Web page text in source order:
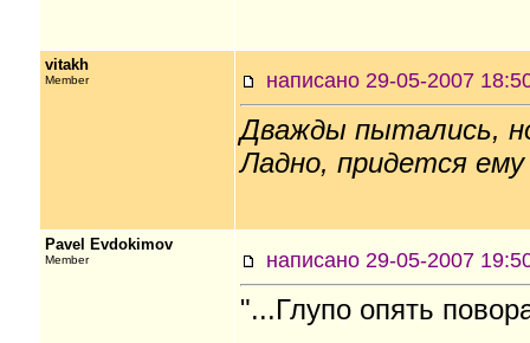
vitakh
Member написано 29-05-2007
Дважды пытались,
Ладно, придется
Pavel Evdokimov
Member написано 29-05-2007
"...Глупо опять